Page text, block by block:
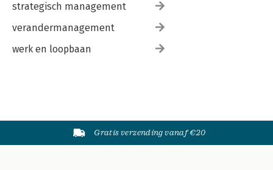
strategisch management
verandermanagement
werk en loopbaan
Gratis verzending vanaf €20